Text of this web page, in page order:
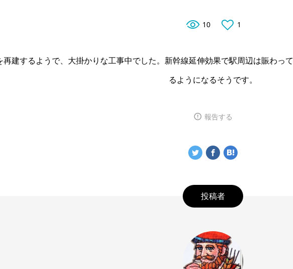
10 1
再建するようで、大掛かりな工事中でした。新幹線延伸効果で駅周辺は賑わっ
るようになるそうです。
報告する
投稿者